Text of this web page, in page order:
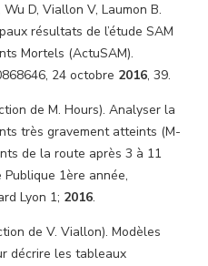
D, Viallon V, Laumon B.
résultats de l’étude SAM
Mortels (ActuSAM).
24 octobre 2016, 39.
de M. Hours). Analyser la
très gravement atteints (M-
de la route après 3 à 11
Publique 1ère année,
Lyon 1; 2016.
de V. Viallon). Modèles
décrire les tableaux